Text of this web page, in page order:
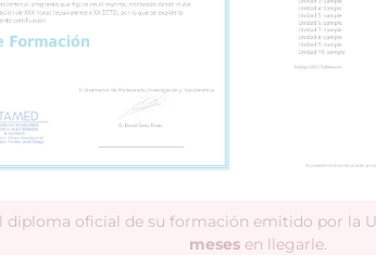
diploma oficial de su formación emitido por la
mesesen llegarle.